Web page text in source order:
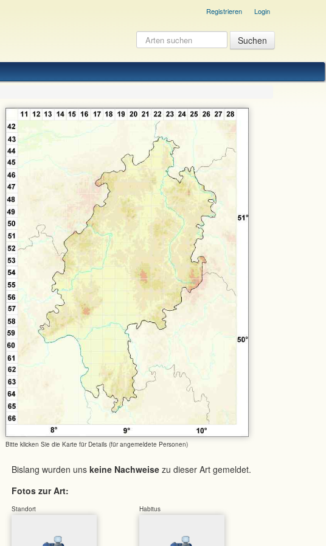
Registrieren Login
Bitte klicken Sie die Karte für Details (für angemeldete Personen)
Bislang wurden uns keine Nachweise zu dieser Art gemeldet.
Fotos zur Art:
Standort Habitus